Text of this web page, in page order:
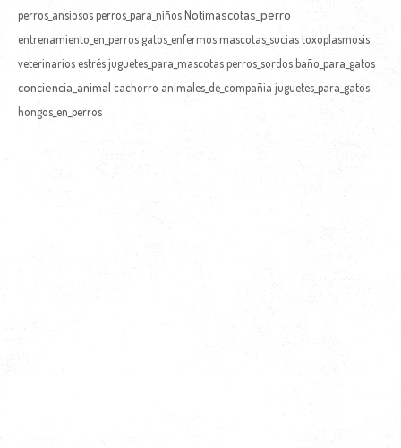
perros_ansiosos perros_para_niñosNotimascotas_perro
entrenamiento_en_perros gatos_enfermos mascotas_suciastoxoplasmosis
veterinarios estrésjuguetes_para_mascotasperros_sordosbaño_para_gatos
conciencia_animal cachorro animales_de_compañia juguetes_para_gatos
hongos_en_perros